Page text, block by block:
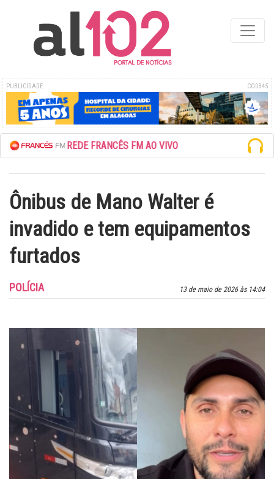
PUBLICIDADE COD345
ESCUTE A REDE FRANCÊS FM AO VIVO
Ônibus de Mano Walter é
invadido e tem equipamentos
furtados
13 de maio de 2026 às 14:04
POLÍCIA